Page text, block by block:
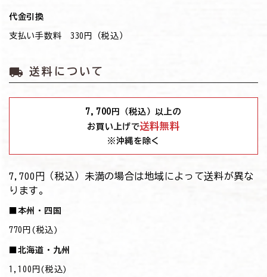
代金引換
支払い手数料 330円（税込）
local_shipping 送料について
7,700 円（税込）以上の
お買い上げで送料無料
※沖縄を除く
7,700円（税込）未満の場合は地域によって送料が異な
ります。
■本州・四国
770円(税込)
■北海道・九州
1,100円(税込)